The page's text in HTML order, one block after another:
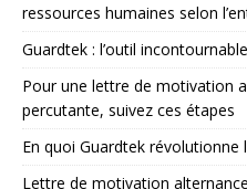
ressources humaines selon
Guardtek : l’outil
Pour une lettre de motivation
percutante, suivez ces étapes
En quoi Guardtek
Lettre de motivation